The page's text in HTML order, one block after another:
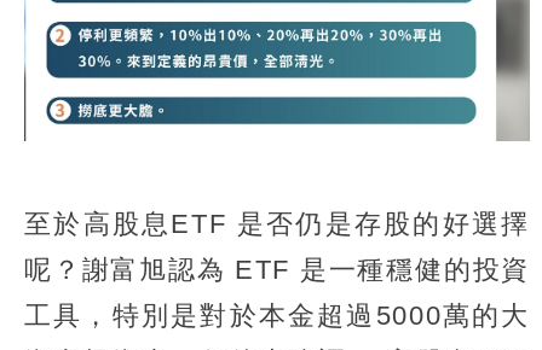
至於高股息ETF 是否仍是存股的好選擇
呢？謝富旭認為 ETF 是一種穩健的投資
工具，特別是對於本金超過5000萬的大